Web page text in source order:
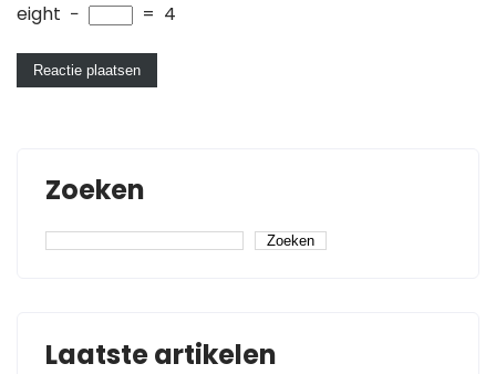
eight − = 4
Zoeken
Zoeken
Laatste artikelen